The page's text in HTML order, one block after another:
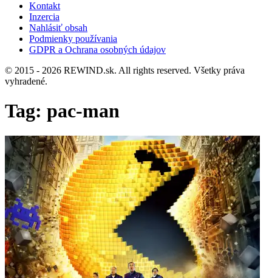
Kontakt
Inzercia
Nahlásiť obsah
Podmienky používania
GDPR a Ochrana osobných údajov
© 2015 - 2026 REWIND.sk. All rights reserved. Všetky práva
vyhradené.
Tag: pac-man